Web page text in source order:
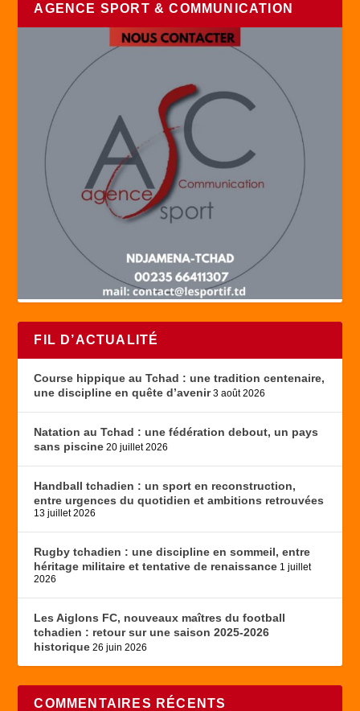
AGENCE SPORT & COMMUNICATION
FIL D’ACTUALITÉ
Course hippique au Tchad : une tradition centenaire,
une discipline en quête d’avenir 3 août 2026
Natation au Tchad : une fédération debout, un pays
sans piscine 20 juillet 2026
Handball tchadien : un sport en reconstruction,
entre urgences du quotidien et ambitions retrouvées
13 juillet 2026
Rugby tchadien : une discipline en sommeil, entre
héritage militaire et tentative de renaissance 1 juillet
2026
Les Aiglons FC, nouveaux maîtres du football
tchadien : retour sur une saison 2025-2026
historique 26 juin 2026
COMMENTAIRES RÉCENTS